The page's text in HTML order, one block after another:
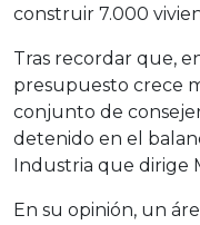
construir 7.000
Tras recordar que,
presupuesto crece
conjunto de
detenido en el
Industria que dirige
En su opinión, un